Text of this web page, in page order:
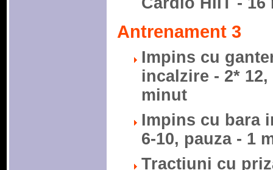
Antrenament 3
Impins cu
incalzire - 2*
minut
Impins cu bara
6-10, pauza - 1
Tractiuni cu